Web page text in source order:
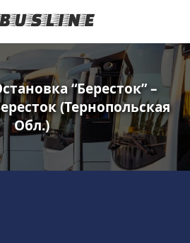
“Бересток” –
(Тернопольская
Обл.)‎